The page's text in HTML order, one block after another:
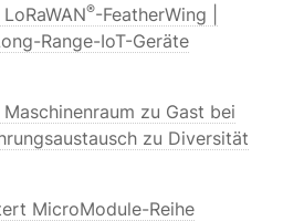
®-FeatherWing |
Range-IoT-Geräte
zu Gast bei
zu Diversität
MicroModule-Reihe